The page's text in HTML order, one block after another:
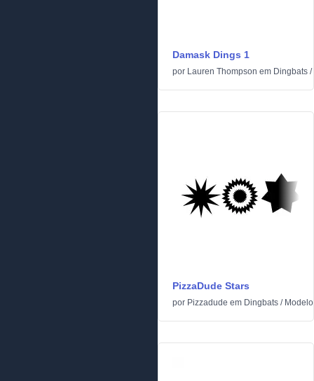
Damask Dings 1
por Lauren Thompson em Dingbats /
PizzaDude Stars
por Pizzadude em Dingbats /